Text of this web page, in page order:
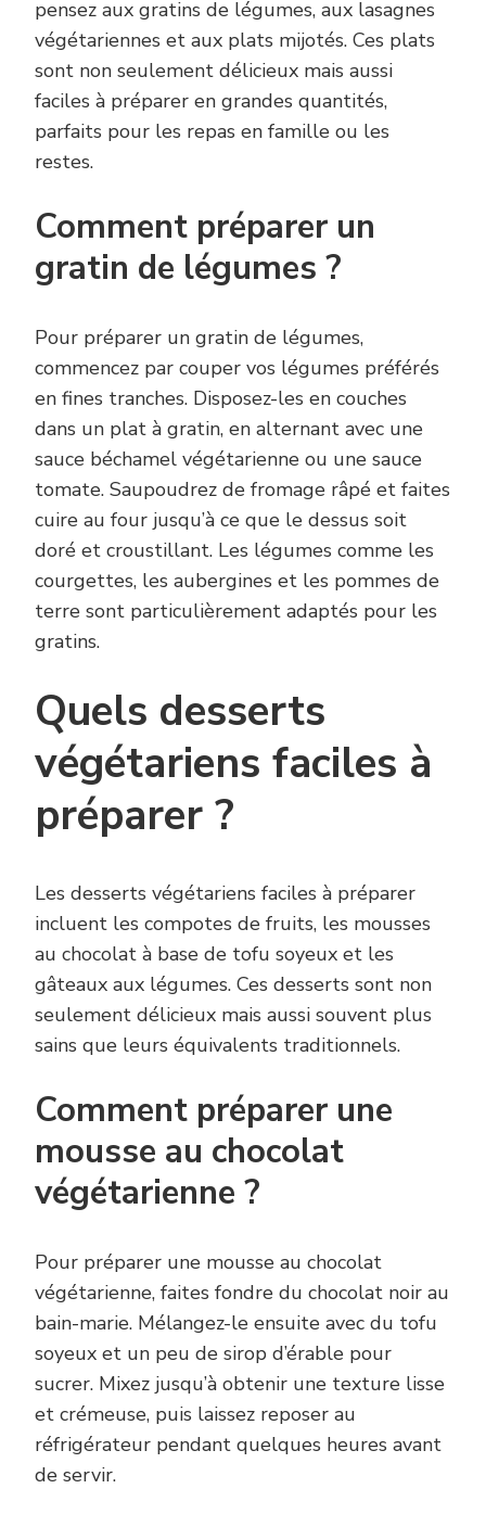
pensez aux gratins de légumes, aux lasagnes
végétariennes et aux plats mijotés. Ces plats
sont non seulement délicieux mais aussi
faciles à préparer en grandes quantités,
parfaits pour les repas en famille ou les
restes.
Comment préparer un
gratin de légumes ?
Pour préparer un gratin de légumes,
commencez par couper vos légumes préférés
en fines tranches. Disposez-les en couches
dans un plat à gratin, en alternant avec une
sauce béchamel végétarienne ou une sauce
tomate. Saupoudrez de fromage râpé et faites
cuire au four jusqu’à ce que le dessus soit
doré et croustillant. Les légumes comme les
courgettes, les aubergines et les pommes de
terre sont particulièrement adaptés pour les
gratins.
Quels desserts
végétariens faciles à
préparer ?
Les desserts végétariens faciles à préparer
incluent les compotes de fruits, les mousses
au chocolat à base de tofu soyeux et les
gâteaux aux légumes. Ces desserts sont non
seulement délicieux mais aussi souvent plus
sains que leurs équivalents traditionnels.
Comment préparer une
mousse au chocolat
végétarienne ?
Pour préparer une mousse au chocolat
végétarienne, faites fondre du chocolat noir au
bain-marie. Mélangez-le ensuite avec du tofu
soyeux et un peu de sirop d’érable pour
sucrer. Mixez jusqu’à obtenir une texture lisse
et crémeuse, puis laissez reposer au
réfrigérateur pendant quelques heures avant
de servir.